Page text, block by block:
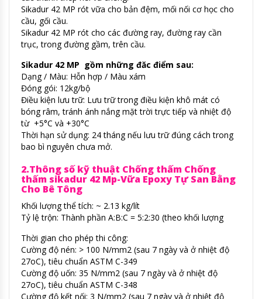
Sikadur 42 MP rót vữa cho bản đệm, mối nối cơ học cho
cầu, gối cầu.
Sikadur 42 MP rót cho các đường ray, đường ray cần
trục, trong đường gầm, trên cầu.
Sikadur 42 MP gồm những đăc điểm sau:
Dạng / Màu: Hỗn hợp / Màu xám
Đóng gói: 12kg/bộ
Điều kiện lưu trữ: Lưu trữ trong điều kiện khô mát có
bóng râm, tránh ánh nắng mặt trời trực tiếp và nhiệt độ
từ +5°C và +30°C
Thời hạn sử dụng: 24 tháng nếu lưu trữ đúng cách trong
bao bì nguyên chưa mở.
2.Thông số kỹ thuật Chống thấm Chống
thấm sikadur 42 Mp-Vữa Epoxy Tự San Bằng
Cho Bê Tông
Khối lượng thể tích: ~ 2.13 kg/lít
Tỷ lệ trộn: Thành phần A:B:C = 5:2:30 (theo khối lượng
Thời gian cho phép thi công:
Cường độ nén: > 100 N/mm2 (sau 7 ngày và ở nhiệt độ
27oC), tiêu chuẩn ASTM C-349
Cường độ uốn: 35 N/mm2 (sau 7 ngày và ở nhiệt độ
27oC), tiêu chuẩn ASTM C-348
Cường độ kết nối: 3 N/mm2 (sau 7 ngày và ở nhiệt độ